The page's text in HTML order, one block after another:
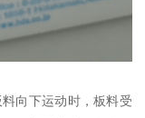
向下运动时，板料受